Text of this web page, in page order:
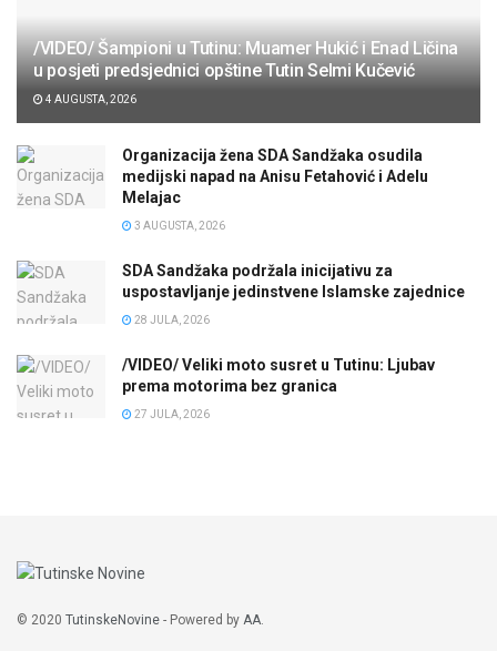
/VIDEO/ Šampioni u Tutinu: Muamer Hukić i Enad Ličina
u posjeti predsjednici opštine Tutin Selmi Kučević
4 AUGUSTA, 2026
Organizacija žena SDA Sandžaka osudila
medijski napad na Anisu Fetahović i Adelu
Melajac
3 AUGUSTA, 2026
SDA Sandžaka podržala inicijativu za
uspostavljanje jedinstvene Islamske zajednice
28 JULA, 2026
/VIDEO/ Veliki moto susret u Tutinu: Ljubav
prema motorima bez granica
27 JULA, 2026
© 2020 TutinskeNovine - Powered by AA.